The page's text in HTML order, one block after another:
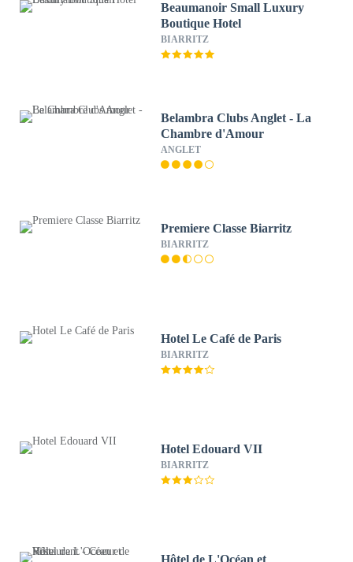
Beaumanoir Small Luxury
Boutique Hotel
BIARRITZ
Belambra Clubs Anglet - La
Chambre d'Amour
ANGLET
Premiere Classe Biarritz
BIARRITZ
Hotel Le Café de Paris
BIARRITZ
Hotel Edouard VII
BIARRITZ
Hôtel de L'Océan et